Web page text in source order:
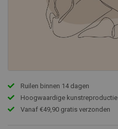
Ruilen binnen 14 dagen
Hoogwaardige kunstreproductie
Vanaf €49,90 gratis verzonden